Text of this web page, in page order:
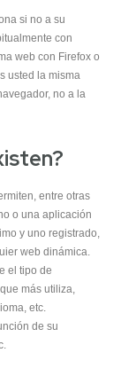
si no a su
con
web con Firefox o
usted la misma
no a la
entre otras
o una aplicación
y uno registrado,
web dinámica.
el tipo de
más utiliza,
etc.
de su